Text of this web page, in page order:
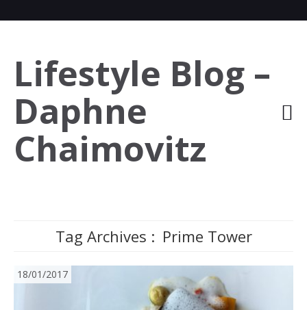
Lifestyle Blog –
Daphne
Chaimovitz
Tag Archives : Prime Tower
18/01/2017